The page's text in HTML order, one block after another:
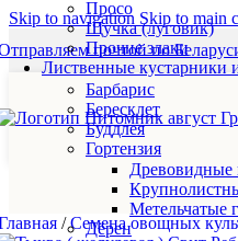
Skip to navigation Skip to main
почтой по
Просо
Щучка (луговик)
Прочие злаки
Лиственные кустарники
Барбарис
Бересклет
Буддлея
Гортензия
Древовидные
Метельчатые
Дёрен
/ Семена овощных